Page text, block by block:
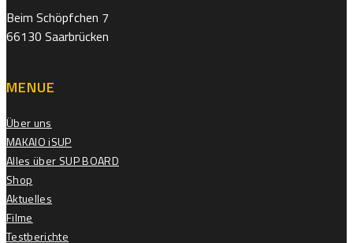
Beim Schöpfchen 7
66130 Saarbrücken
MENUE
Über uns
MAKAIO iSUP
Alles über SUP BOARD
Shop
Aktuelles
Filme
Testberichte